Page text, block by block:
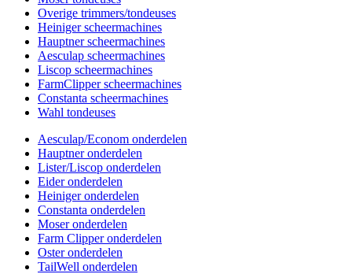
Overige trimmers/tondeuses
Heiniger scheermachines
Hauptner scheermachines
Aesculap scheermachines
Liscop scheermachines
FarmClipper scheermachines
Constanta scheermachines
Wahl tondeuses
Aesculap/Econom onderdelen
Hauptner onderdelen
Lister/Liscop onderdelen
Eider onderdelen
Heiniger onderdelen
Constanta onderdelen
Moser onderdelen
Farm Clipper onderdelen
Oster onderdelen
TailWell onderdelen